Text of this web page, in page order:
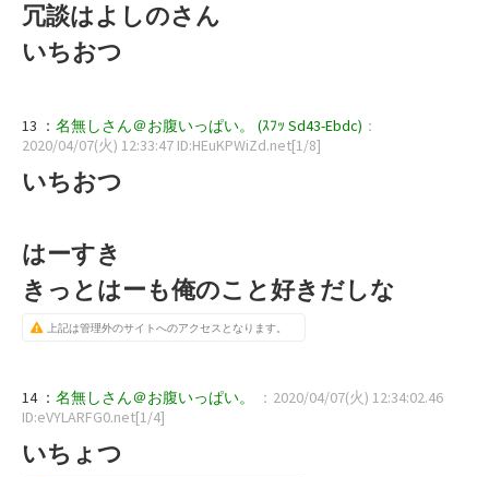
冗談はよしのさん
いちおつ
13 ： 名無しさん＠お腹いっぱい。 (ｽﾌｯ Sd43-Ebdc) ：
2020/04/07(火) 12:33:47 ID:HEuKPWiZd.net[1/8]
いちおつ
はーすき
きっとはーも俺のこと好きだしな
上記は管理外のサイトへのアクセスとなります。
14 ： 名無しさん＠お腹いっぱい。
：2020/04/07(火) 12:34:02.46
ID:eVYLARFG0.net[1/4]
いちょつ